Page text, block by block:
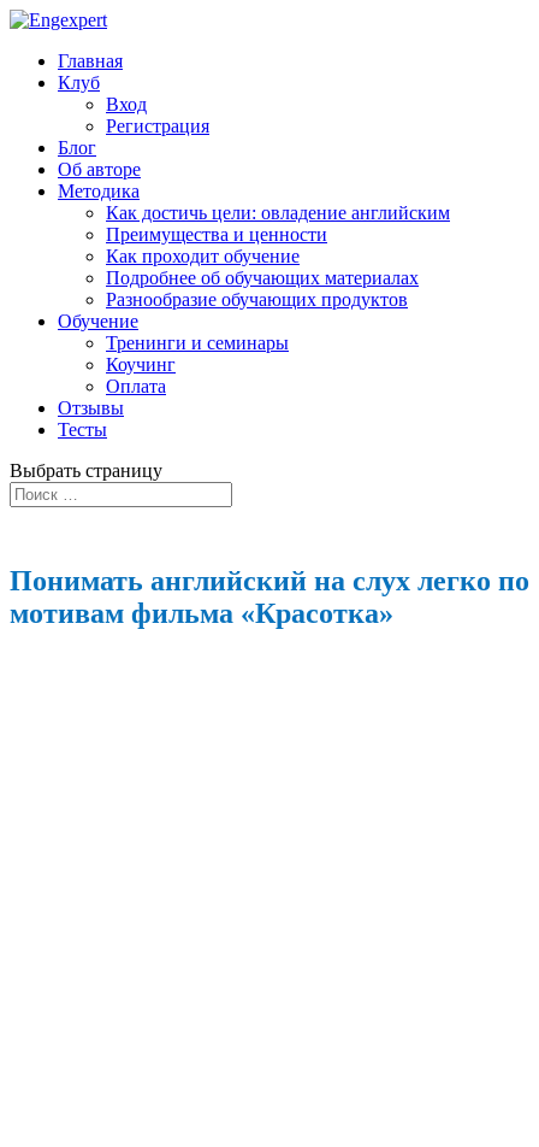
Главная
Клуб
Вход
Регистрация
Блог
Об авторе
Методика
Как достичь цели: овладение английским
Преимущества и ценности
Как проходит обучение
Подробнее об обучающих материалах
Разнообразие обучающих продуктов
Обучение
Тренинги и семинары
Коучинг
Оплата
Отзывы
Тесты
Выбрать страницу
Понимать английский на слух легко по
мотивам фильма «Красотка»